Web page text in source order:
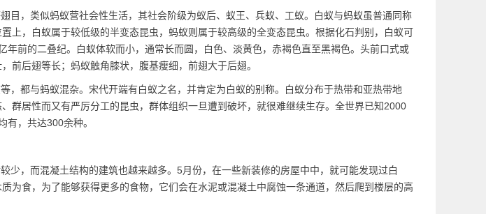
目，类似蚂蚁营社会性生活，其社会阶级为蚁后、蚁王、兵蚁、工蚁。白蚁与蚂蚁虽普通同称
上，白蚁属于较低级的半变态昆虫，蚂蚁则属于较高级的全变态昆虫。根据化石判别，白蚁可
年前的二叠纪。白蚁体软而小，通常长而圆，白色、淡黄色，赤褐色直至黑褐色。头前口式或
前后翅等长；蚂蚁触角膝状，腹基瘦细，前翅大于后翅。
，都与蚂蚁混杂。宋代开端有白蚁之名，并肯定为白蚁的别称。白蚁分布于热带和亚热带地
群居性而又有严厉分工的昆虫 ，群体组织一旦遭到破坏，就很难继续生存。全世界已知2000
有，共达300余种。
少，而混凝土结构的建筑也越来越多。5月份，在一些新装修的房屋中中，就可能发现过白
为食，为了能够获得更多的食物，它们会在水泥或混凝土中腐蚀一条通道，然后爬到楼层的高